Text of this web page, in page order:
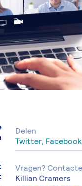
Delen
Twitter,
Vragen?
Killian Cramers